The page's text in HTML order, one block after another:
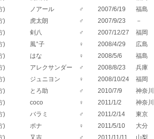
) ノアール ♂ 2007/6/19 福島
) 虎太朗 ♂ 2007/9/23 －
) 剣八 ♂ 2007/12/27 福岡
) 風°子 ♀ 2008/4/29 広島
) はな ♀ 2008/5/6 福島
) アレクサンダー ♂ 2008/8/23 兵庫
) ジュニヨン ♀ 2008/10/24 福岡
) とろ助 ♂ 2010/7/9 神奈川
) coco ♀ 2011/1/2 神奈川
) バラミ ♂ 2011/2/14 東京
) ポナ ♀ 2011/5/10 大分
) 又吉 ♂ 2011/11/11 山梨